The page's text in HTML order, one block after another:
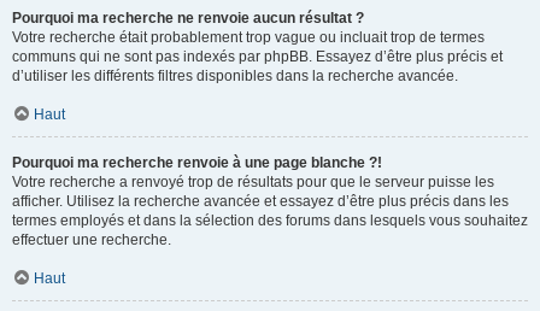
Pourquoi ma recherche ne renvoie aucun résultat ?
Votre recherche était probablement trop vague ou incluait trop de termes
communs qui ne sont pas indexés par phpBB. Essayez d’être plus précis et
d’utiliser les différents filtres disponibles dans la recherche avancée.
Haut
Pourquoi ma recherche renvoie à une page blanche ?!
Votre recherche a renvoyé trop de résultats pour que le serveur puisse les
afficher. Utilisez la recherche avancée et essayez d’être plus précis dans les
termes employés et dans la sélection des forums dans lesquels vous souhaitez
effectuer une recherche.
Haut